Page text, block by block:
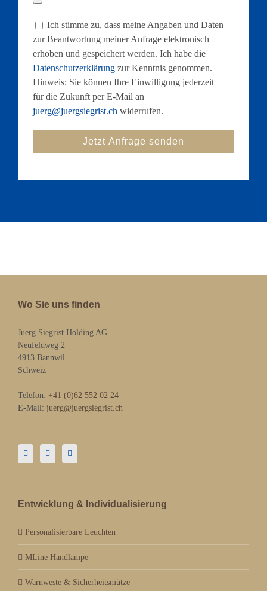
Ich stimme zu, dass meine Angaben und Daten
zur Beantwortung meiner Anfrage elektronisch
erhoben und gespeichert werden. Ich habe die
Datenschutzerklärungzur Kenntnis genommen.
Hinweis: Sie können Ihre Einwilligung jederzeit
für die Zukunft per E-Mail an
juerg@juergsiegrist.ch widerrufen.
Wo Sie uns finden
Juerg Siegrist Holding AG
Neufeldweg 2
4913 Bannwil
Schweiz
Telefon: +41 (0)62 552 02 24
E-Mail: juerg@juergsiegrist.ch
Entwicklung & Individualisierung
Personalisierbare Leuchten
MLine Handlampe
Warnweste & Sicherheitsmütze